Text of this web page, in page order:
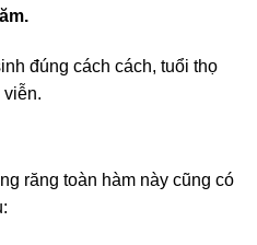
đúng cách cách, tuổi thọ
viễn.
răng toàn hàm này cũng có